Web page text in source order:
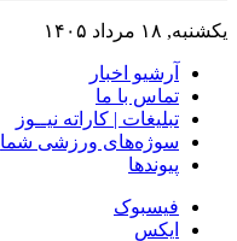
یکشنبه, ۱۸ مرداد ۱۴۰۵
آرشیو اخبار
تماس‌ با‌ ما
تبلیغات | کاراته نیــوز
سوژه‌های ورزشی شما
پیوندها
فیسبوک
ایکس